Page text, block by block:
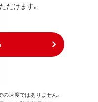
だけます。
速度ではありません。